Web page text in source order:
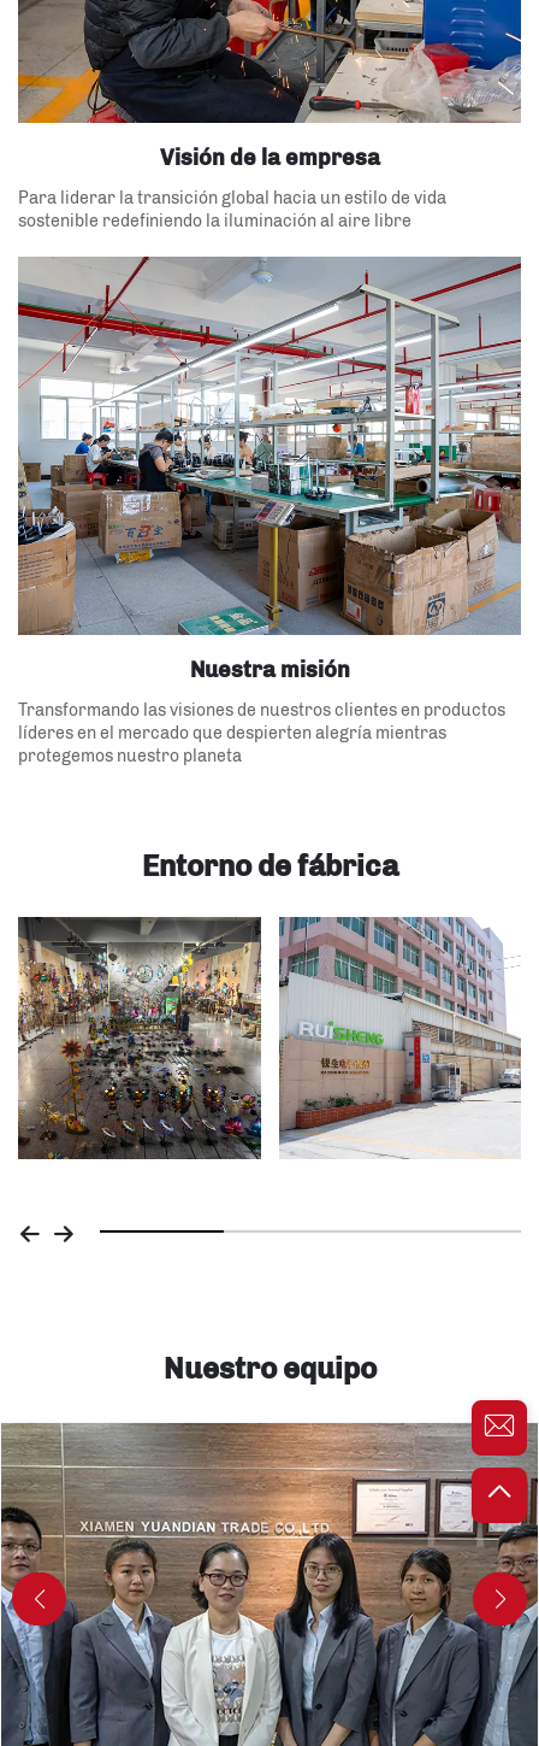
Visión de la empresa
Para liderar la transición global hacia un estilo de vida
sostenible redefiniendo la iluminación al aire libre
Nuestra misión
Transformando las visiones de nuestros clientes en productos
líderes en el mercado que despierten alegría mientras
protegemos nuestro planeta
Entorno de fábrica
Nuestro equipo